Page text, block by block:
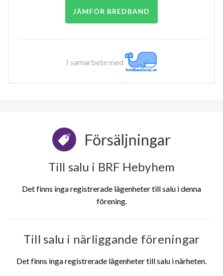
JÄMFÖR BREDBAND
I samarbete med
Försäljningar
Till salu i BRF Hebyhem
Det finns inga registrerade lägenheter till salu i denna
förening.
Till salu i närliggande föreningar
Det finns inga registrerade lägenheter till salu i närheten.